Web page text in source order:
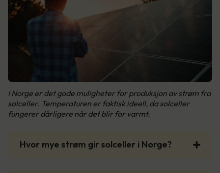
I Norge er det gode muligheter for produksjon av strøm fra
solceller. Temperaturen er faktisk ideell, da solceller
fungerer dårligere når det blir for varmt.
Hvor mye strøm gir solceller i Norge?